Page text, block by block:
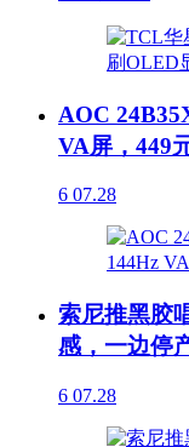
AOC
VA屏，449
6 07.28
索尼推黑胶
感，一边停
6 07.28